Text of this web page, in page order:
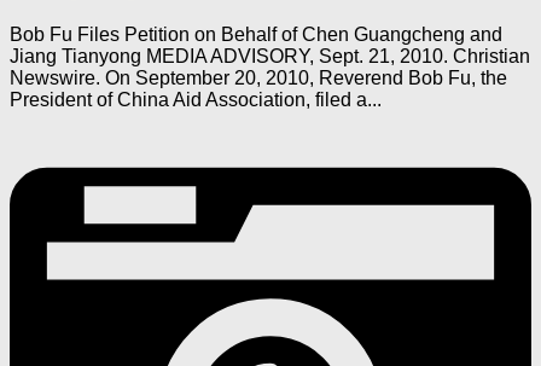
Bob Fu Files Petition on Behalf of Chen Guangcheng and
Jiang Tianyong MEDIA ADVISORY, Sept. 21, 2010. Christian
Newswire. On September 20, 2010, Reverend Bob Fu, the
President of China Aid Association, filed a...